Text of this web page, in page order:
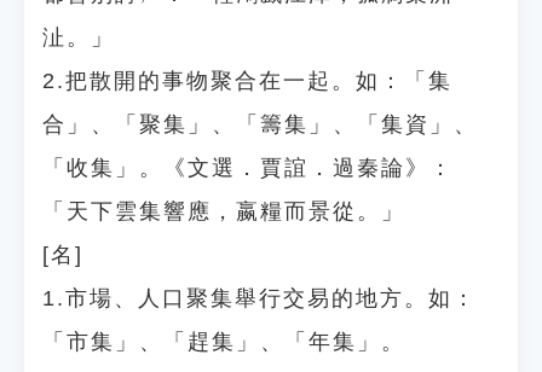
沚。」
2.把散開的事物聚合在一起。如：「集
合」、「聚集」、「籌集」、「集資」、
「收集」。《文選．賈誼．過秦論》：
「天下雲集響應，嬴糧而景從。」
[名]
1.市場、人口聚集舉行交易的地方。如：
「市集」、「趕集」、「年集」。